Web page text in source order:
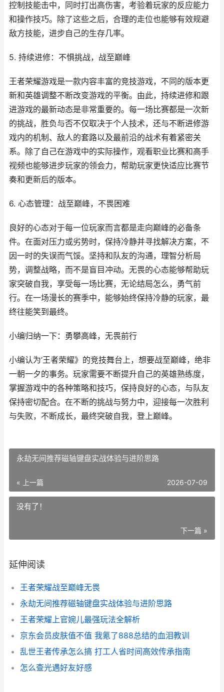
控制技能击中，同时打出高伤害，考验着玩家的反应能力
和操作技巧。除了这些之后，合理的走位也能够有效规避
敌方技能，进步自己的生存几率。
5. 持续进修：不惧挑战，战至巅峰
王者荣耀游戏是一款内容丰富的竞技游戏，不同的版本更
新和英雄调整不断改变游戏的平衡。由此，持续进修和跟
进游戏的最新动态是非常重要的。每一场比赛都是一次新
的挑战，胜负与否不仅取决于个人技术，还与不断进修游
戏内的机制、敌人的套路以及最前沿的战术有着紧密关
系。除了自己在游戏中的实际操作，观看职业比赛和高手
视频也能够进步玩家的领会力，帮助玩家更快适应比赛节
奏和更新后的版本。
6. 心态管理：战至巅峰，不畏困难
良好的心态对于每一位玩家而言都是走向巅峰的必备条
件。在面对压力或劣势时，保持冷静并寻找解决方案，不
因一时的失误而气馁。坚持和队友的沟通，理智分析局
势，调整战略，而不是盲目冲动。无畏的心态能够帮助玩
家突破自我，享受每一场比赛，无论结局怎么，勇气前
行。在一场漫长的赛季中，能够始终保持冷静的玩家，最
终往能笑到最终。
小编归纳一下：勇攀高峰，无畏前行
小编认为‘王者荣耀》的竞技舞台上，想要战至巅峰，绝非
一朝一夕的事务。玩家需要不断提升自己的英雄熟练度，
掌握游戏中的各种策略和技巧，保持良好的心态，与队友
保持密切配合。在不断的挑战与努力中，迎接每一次胜利
与失败，不断成长，最终突破自我，登上巅峰。
永劫无间推荐磁轴键盘实战体验与进阶思路
« 上一篇 2026-07-09
没有了！
下一篇 »
延伸阅读
王者荣耀战至巅峰无畏
永劫无间推荐磁轴键盘实战体验与进阶思路
王者荣耀上官婉儿最强玩法全解析
京东会员皮肤值不值 我氪了888总结的血泪教训
乱世王者传承怎么搞 打工人省时间高效传承指南
怎么查光遇好友好感